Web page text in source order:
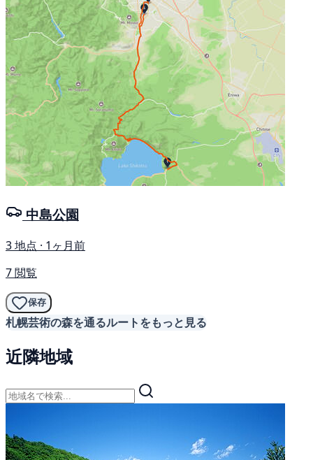
中島公園
3 地点 · 1ヶ月前
7 閲覧
保存
札幌芸術の森を通るルートをもっと見る
近隣地域